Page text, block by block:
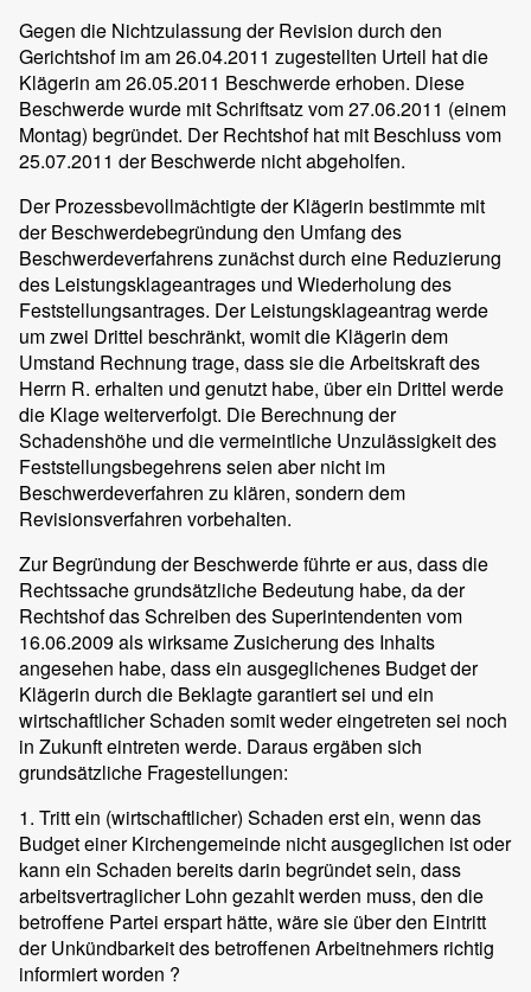
Gegen die Nichtzulassung der Revision durch den
Gerichtshof im am 26.04.2011 zugestellten Urteil hat die
Klägerin am 26.05.2011 Beschwerde erhoben. Diese
Beschwerde wurde mit Schriftsatz vom 27.06.2011 (einem
Montag) begründet. Der Rechtshof hat mit Beschluss vom
25.07.2011 der Beschwerde nicht abgeholfen.
Der Prozessbevollmächtigte der Klägerin bestimmte mit
der Beschwerdebegründung den Umfang des
Beschwerdeverfahrens zunächst durch eine Reduzierung
des Leistungsklageantrages und Wiederholung des
Feststellungsantrages. Der Leistungsklageantrag werde
um zwei Drittel beschränkt, womit die Klägerin dem
Umstand Rechnung trage, dass sie die Arbeitskraft des
Herrn R. erhalten und genutzt habe, über ein Drittel werde
die Klage weiterverfolgt. Die Berechnung der
Schadenshöhe und die vermeintliche Unzulässigkeit des
Feststellungsbegehrens seien aber nicht im
Beschwerdeverfahren zu klären, sondern dem
Revisionsverfahren vorbehalten.
Zur Begründung der Beschwerde führte er aus, dass die
Rechtssache grundsätzliche Bedeutung habe, da der
Rechtshof das Schreiben des Superintendenten vom
16.06.2009 als wirksame Zusicherung des Inhalts
angesehen habe, dass ein ausgeglichenes Budget der
Klägerin durch die Beklagte garantiert sei und ein
wirtschaftlicher Schaden somit weder eingetreten sei noch
in Zukunft eintreten werde. Daraus ergäben sich
grundsätzliche Fragestellungen:
1. Tritt ein (wirtschaftlicher) Schaden erst ein, wenn das
Budget einer Kirchengemeinde nicht ausgeglichen ist oder
kann ein Schaden bereits darin begründet sein, dass
arbeitsvertraglicher Lohn gezahlt werden muss, den die
betroffene Partei erspart hätte, wäre sie über den Eintritt
der Unkündbarkeit des betroffenen Arbeitnehmers richtig
informiert worden ?